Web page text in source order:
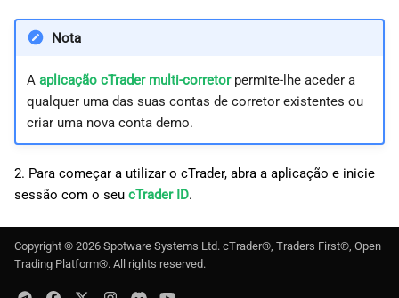
Nota
A aplicação cTrader multi-corretorpermite-lhe aceder a
qualquer uma das suas contas de corretor existentes ou
criar uma nova conta demo.
2. Para começar a utilizar o cTrader, abra a aplicação e inicie
sessão com o seu cTrader ID.
Copyright © 2026 Spotware Systems Ltd. cTrader®, Traders First®, Open
Trading Platform®. All rights reserved.